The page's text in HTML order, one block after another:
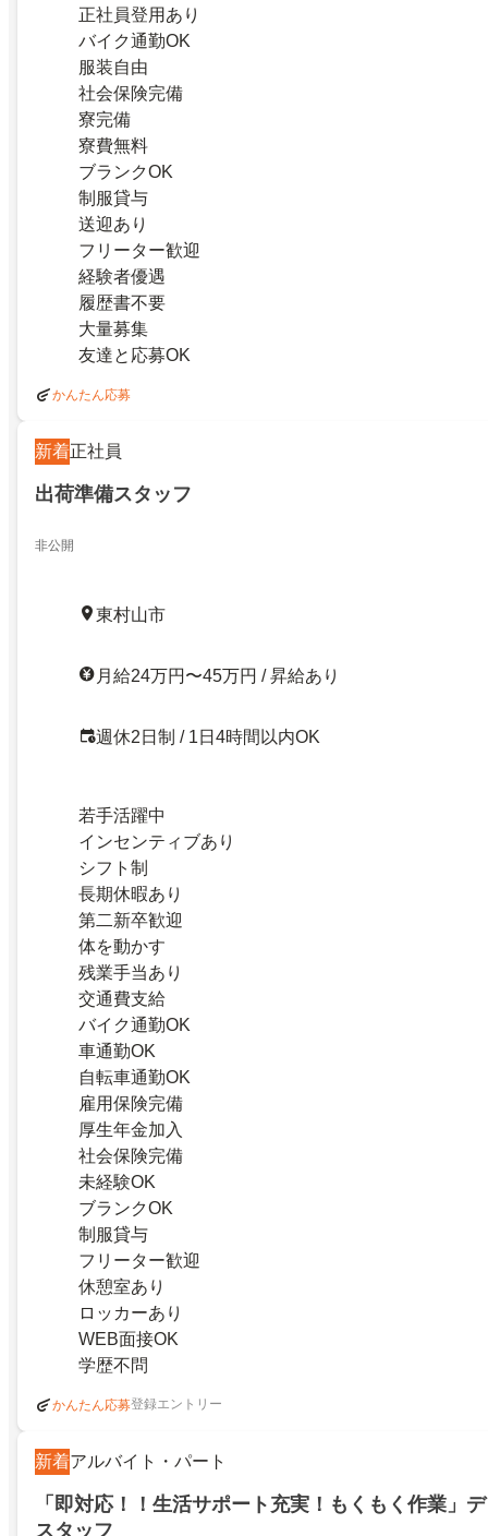
正社員登用あり
バイク通勤OK
服装自由
社会保険完備
寮完備
寮費無料
ブランクOK
制服貸与
送迎あり
フリーター歓迎
経験者優遇
履歴書不要
大量募集
友達と応募OK
かんたん応募
新着正社員
出荷準備スタッフ
非公開
東村山市
月給24万円〜45万円 / 昇給あり
週休2日制 / 1日4時間以内OK
若手活躍中
インセンティブあり
シフト制
長期休暇あり
第二新卒歓迎
体を動かす
残業手当あり
交通費支給
バイク通勤OK
車通勤OK
自転車通勤OK
雇用保険完備
厚生年金加入
社会保険完備
未経験OK
ブランクOK
制服貸与
フリーター歓迎
休憩室あり
ロッカーあり
WEB面接OK
学歴不問
かんたん応募登録エントリー
新着アルバイト・パート
「即対応！！生活サポート充実！もくもく作業」
スタッフ